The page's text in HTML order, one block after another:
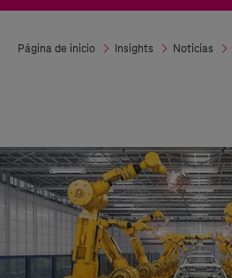
Página de inicio Insights Noticias